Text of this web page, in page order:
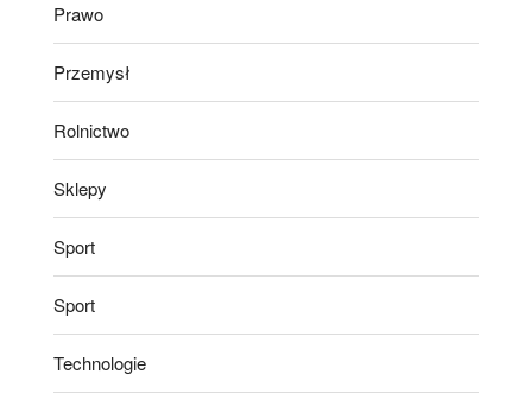
Prawo
Przemysł
Rolnictwo
Sklepy
Sport
Sport
Technologie